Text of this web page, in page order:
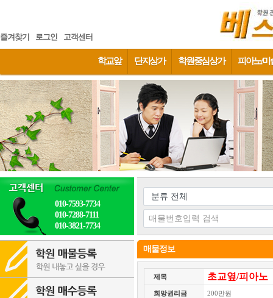
즐겨찾기 로그인 고객센터
학교앞 단지상가 학원중심상가 피아노/미
010-7593-7734
010-7288-7111
010-3821-7734
매물정보
제목 초교옆/피아노
희망권리금 200만원